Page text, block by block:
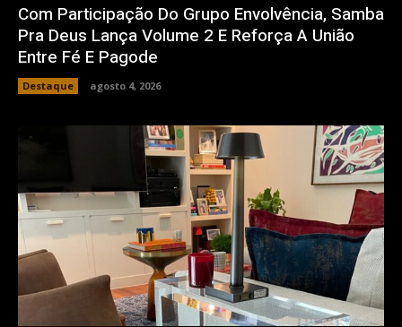
Com Participação Do Grupo Envolvência, Samba
Pra Deus Lança Volume 2 E Reforça A União
Entre Fé E Pagode
Destaque agosto 4, 2026